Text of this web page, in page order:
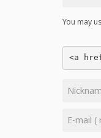
You may
<a